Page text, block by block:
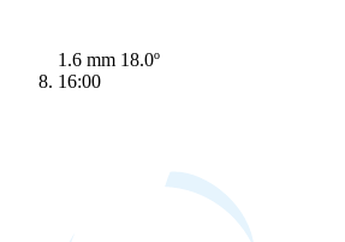
1.6 mm 18.0º
16:00